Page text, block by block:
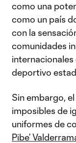
como una
como un país
con la
comunidades
internacionales
deportivo
Sin embargo,
imposibles de
uniformes de
Pibe’